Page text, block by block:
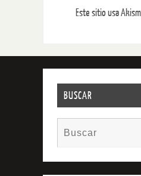
Este sitio usa
BUSCAR